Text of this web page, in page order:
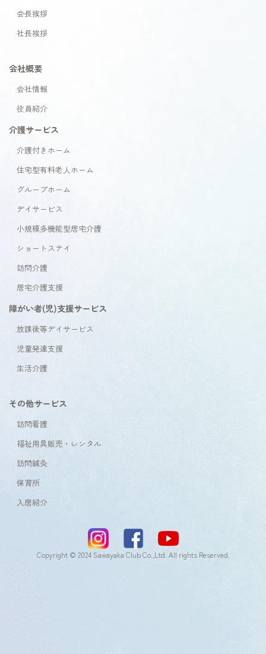
会長挨拶
社長挨拶
会社概要
会社情報
役員紹介
介護サービス
介護付きホーム
住宅型有料老人ホーム
グループホーム
デイサービス
小規模多機能型居宅介護
ショートステイ
訪問介護
居宅介護支援
障がい者(児)支援サービス
放課後等デイサービス
児童発達支援
生活介護
その他サービス
訪問看護
福祉用具販売・レンタル
訪問鍼灸
保育所
入居紹介
Copyright © 2024 Sawayaka Club Co.,Ltd. All rights Reserved.